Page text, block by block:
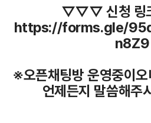
▽▽▽ 신청
https://forms.gle/
n8Z9
※오픈채팅방 운영중이
언제든지 말씀해주